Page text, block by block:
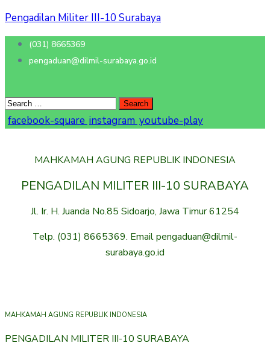
Pengadilan Militer III-10 Surabaya
(031) 8665369
pengaduan@dilmil-surabaya.go.id
facebook-square instagram youtube-play
MAHKAMAH AGUNG REPUBLIK INDONESIA
PENGADILAN MILITER III-10 SURABAYA
Jl. Ir. H. Juanda No.85 Sidoarjo, Jawa Timur 61254
Telp. (031) 8665369. Email pengaduan@dilmil-
surabaya.go.id
MAHKAMAH AGUNG REPUBLIK INDONESIA
PENGADILAN MILITER III-10 SURABAYA